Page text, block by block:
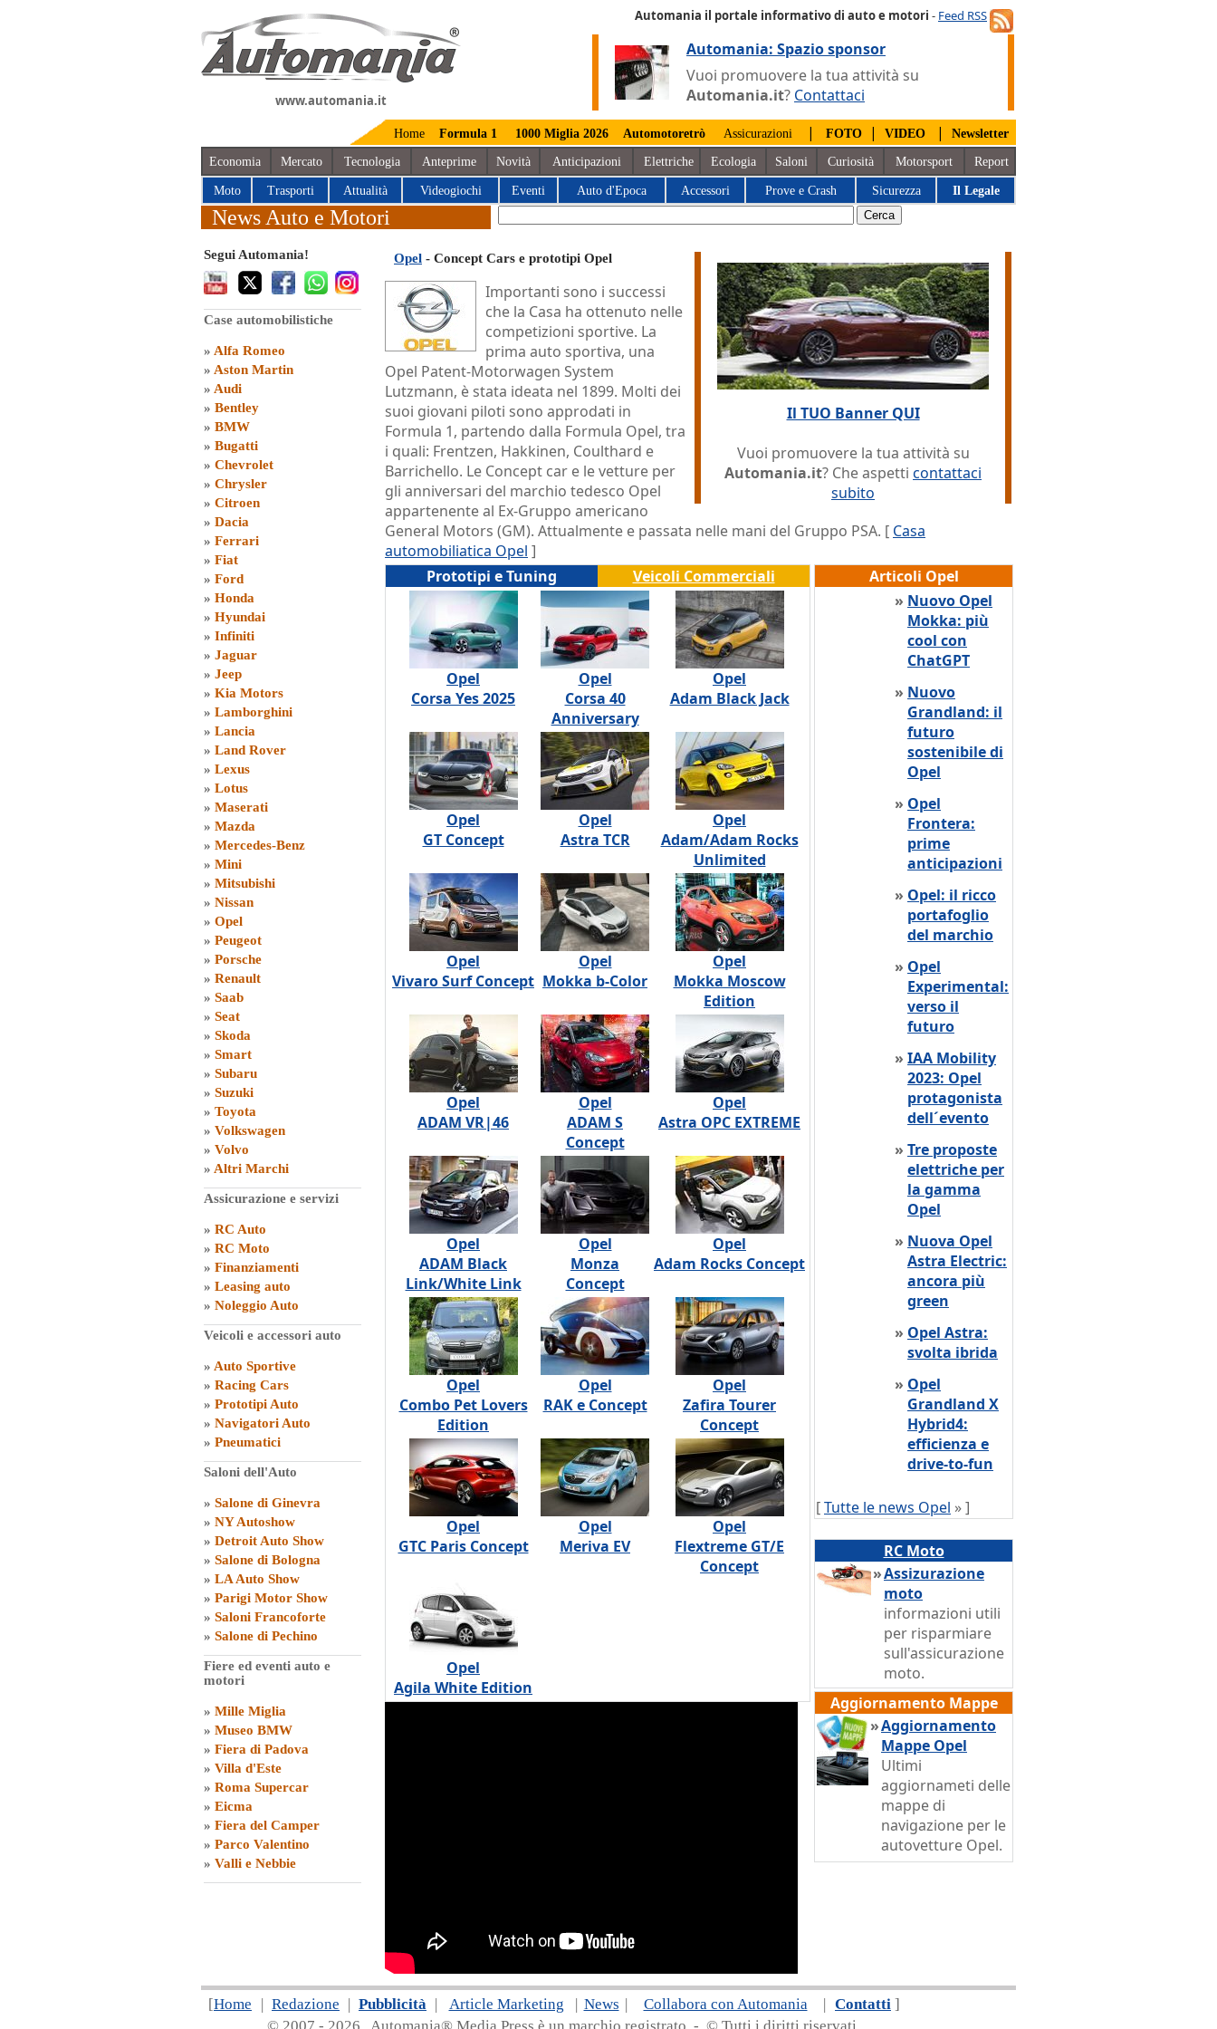
www.automania.it
Automania il portale informativo di auto e motori - Feed RSS
Automania: Spazio sponsor
Vuoi promuovere la tua attività su
Automania.it? Contattaci
Home Formula 1 1000 Miglia 2026 Automotoretrò Assicurazioni | FOTO | VIDEO | Newsletter
Economia Mercato Tecnologia Anteprime Novità Anticipazioni Elettriche Ecologia Saloni Curiosità Motorsport Report
Moto Trasporti Attualità Videogiochi Eventi Auto d'Epoca Accessori Prove e Crash Sicurezza Il Legale
News Auto e Motori
Segui Automania!
Case automobilistiche
» Alfa Romeo
» Aston Martin
» Audi
» Bentley
» BMW
» Bugatti
» Chevrolet
» Chrysler
» Citroen
» Dacia
» Ferrari
» Fiat
» Ford
» Honda
» Hyundai
» Infiniti
» Jaguar
» Jeep
» Kia Motors
» Lamborghini
» Lancia
» Land Rover
» Lexus
» Lotus
» Maserati
» Mazda
» Mercedes-Benz
» Mini
» Mitsubishi
» Nissan
» Opel
» Peugeot
» Porsche
» Renault
» Saab
» Seat
» Skoda
» Smart
» Subaru
» Suzuki
» Toyota
» Volkswagen
» Volvo
» Altri Marchi
Assicurazione e servizi
» RC Auto
» RC Moto
» Finanziamenti
» Leasing auto
» Noleggio Auto
Veicoli e accessori auto
» Auto Sportive
» Racing Cars
» Prototipi Auto
» Navigatori Auto
» Pneumatici
Saloni dell'Auto
» Salone di Ginevra
» NY Autoshow
» Detroit Auto Show
» Salone di Bologna
» LA Auto Show
» Parigi Motor Show
» Saloni Francoforte
» Salone di Pechino
Fiere ed eventi auto e
motori
» Mille Miglia
» Museo BMW
» Fiera di Padova
» Villa d'Este
» Roma Supercar
» Eicma
» Fiera del Camper
» Parco Valentino
» Valli e Nebbie
Il TUO Banner QUI
Vuoi promuovere la tua attività su
Automania.it? Che aspetti contattaci
subito
Opel - Concept Cars e prototipi Opel
Importanti sono i successi
che la Casa ha ottenuto nelle
competizioni sportive. La
prima auto sportiva, una
Opel Patent-Motorwagen System
Lutzmann, è stata ideata nel 1899. Molti dei
suoi giovani piloti sono approdati in
Formula 1, partendo dalla Formula Opel, tra
i quali: Frentzen, Hakkinen, Coulthard e
Barrichello. Le Concept car e le vetture per
gli anniversari del marchio tedesco Opel
appartenente al Ex-Gruppo americano
General Motors (GM). Attualmente e passata nelle mani del Gruppo PSA. [ Casa
automobiliatica Opel ]
Prototipi e Tuning
Veicoli Commerciali
Opel
Corsa Yes 2025
Opel
Corsa 40
Anniversary
Opel
Adam Black Jack
Opel
GT Concept
Opel
Astra TCR
Opel
Adam/Adam Rocks
Unlimited
Opel
Vivaro Surf Concept
Opel
Mokka b-Color
Opel
Mokka Moscow
Edition
Opel
ADAM VR|46
Opel
ADAM S
Concept
Opel
Astra OPC EXTREME
Opel
ADAM Black
Link/White Link
Opel
Monza
Concept
Opel
Adam Rocks Concept
Opel
Combo Pet Lovers
Edition
Opel
RAK e Concept
Opel
Zafira Tourer
Concept
Opel
GTC Paris Concept
Opel
Meriva EV
Opel
Flextreme GT/E
Concept
Opel
Agila White Edition
Articoli Opel
» Nuovo Opel
Mokka: più
cool con
ChatGPT
» Nuovo
Grandland: il
futuro
sostenibile di
Opel
» Opel
Frontera:
prime
anticipazioni
» Opel: il ricco
portafoglio
del marchio
» Opel
Experimental:
verso il
futuro
» IAA Mobility
2023: Opel
protagonista
dell´evento
» Tre proposte
elettriche per
la gamma
Opel
» Nuova Opel
Astra Electric:
ancora più
green
» Opel Astra:
svolta ibrida
» Opel
Grandland X
Hybrid4:
efficienza e
drive-to-fun
[Tutte le news Opel » ]
RC Moto
»Assizurazione
moto
informazioni utili
per risparmiare
sull'assicurazione
moto.
Aggiornamento Mappe
»Aggiornamento
Mappe Opel
Ultimi
aggiornameti delle
mappe di
navigazione per le
autovetture Opel.
[Home | Redazione | Pubblicità | Article Marketing | News | Collabora con Automania | Contatti ]